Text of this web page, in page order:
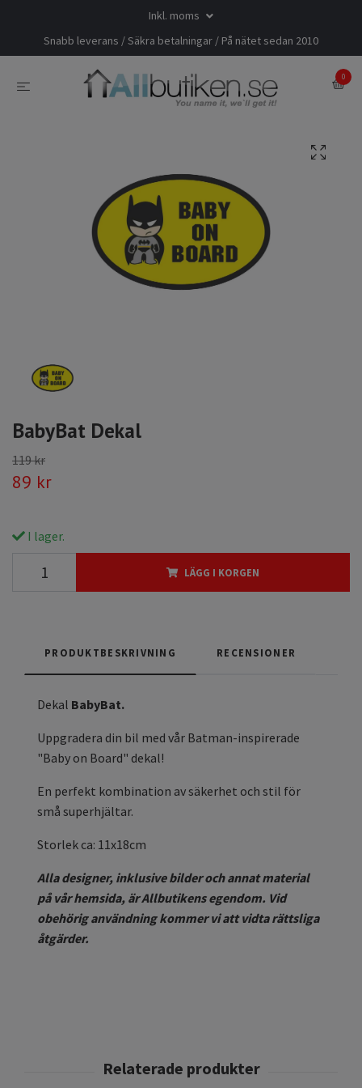
Inkl. moms
Snabb leverans / Säkra betalningar / På nätet sedan 2010
0
BabyBat Dekal
119 kr
89 kr
I lager.
LÄGG I KORGEN
PRODUKTBESKRIVNING RECENSIONER
Dekal BabyBat.
Uppgradera din bil med vår Batman-inspirerade
"Baby on Board" dekal!
En perfekt kombination av säkerhet och stil för
små superhjältar.
Storlek ca: 11x18cm
Alla designer, inklusive bilder och annat material
på vår hemsida, är Allbutikens egendom. Vid
obehörig användning kommer vi att vidta rättsliga
åtgärder.